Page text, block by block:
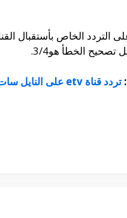
الخطأ هو3/4.
تردد قناة etv على النايل سات